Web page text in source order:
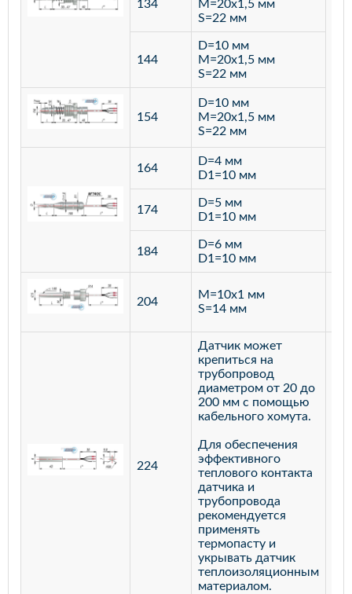
134
M=20х1,5 мм
S=22 мм
144
D=10 мм
M=20х1,5 мм
S=22 мм
154
D=10 мм
M=20х1,5 мм
S=22 мм
164
D=4 мм
D1=10 мм
174
D=5 мм
D1=10 мм
184
D=6 мм
D1=10 мм
204
M=10х1 мм
S=14 мм
224
Датчик может
крепиться на
трубопровод
диаметром от 20 до
200 мм с помощью
кабельного хомута.
Для обеспечения
эффективного
теплового контакта
датчика и
трубопровода
рекомендуется
применять
термопасту и
укрывать датчик
теплоизоляционным
материалом.